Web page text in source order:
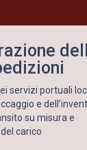
servizi portuali
e
su misura e
carico